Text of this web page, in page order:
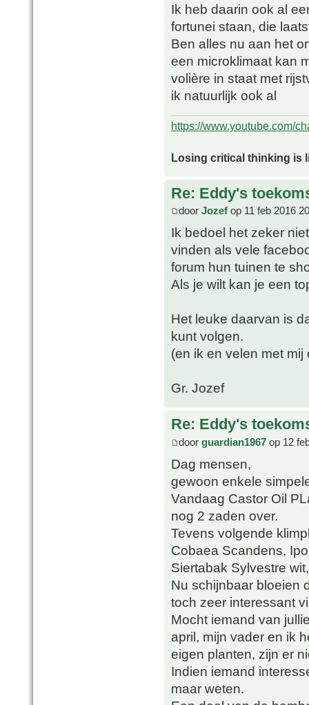
Ik heb daarin ook al
fortunei staan, die
Ben alles nu aan het
een microklimaat kan
volière in staat met
ik natuurlijk ook al
https://www.youtube.com/
Losing critical thinking is
Re: Eddy's
door Jozef op 11 feb 2016
Ik bedoel het zeker
vinden als vele
forum hun tuinen te
Als je wilt kan je een
Het leuke daarvan is
kunt volgen.
(en ik en velen met
Gr. Jozef
Re: Eddy's
door guardian1967 op 12
Dag mensen,
gewoon enkele
Vandaag Castor Oil
nog 2 zaden over.
Tevens volgende
Cobaea Scandens,
Siertabak Sylvestre
Nu schijnbaar bloeien
toch zeer interessant
Mocht iemand van
april, mijn vader en ik
eigen planten, zijn er
Indien iemand
maar weten.